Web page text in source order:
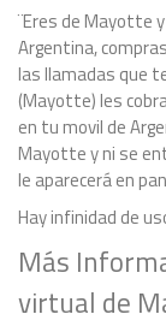
¨Eres de Mayotte
Argentina,
las llamadas que
(Mayotte) les
en tu movil de
Mayotte y ni se
le aparecerá en
Hay infinidad de
Más
virtual de